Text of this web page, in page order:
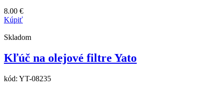
8.00 €
Kúpiť
Skladom
Kľúč na olejové filtre Yato
kód: YT-08235